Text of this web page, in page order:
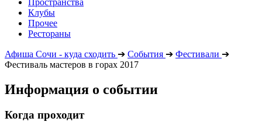
Клубы
Прочее
Рестораны
Афиша Сочи - куда сходить ➔ События ➔ Фестивали ➔
Фестиваль мастеров в горах 2017
Информация о событии
Когда проходит